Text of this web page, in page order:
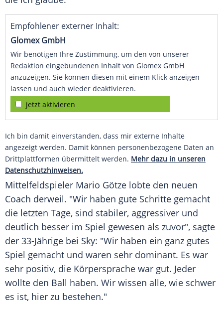
Empfohlener externer Inhalt:
Glomex GmbH
Wir benötigen Ihre Zustimmung, um den von unserer
Redaktion eingebundenen Inhalt von Glomex GmbH
anzuzeigen. Sie können diesen mit einem Klick anzeigen
lassen und auch wieder deaktivieren.
jetzt aktivieren
Ich bin damit einverstanden, dass mir externe Inhalte
angezeigt werden. Damit können personenbezogene Daten an
Drittplattformen übermittelt werden. Mehr dazu in unseren
Datenschutzhinweisen.
Mittelfeldspieler Mario Götze lobte den neuen
Coach derweil. "Wir haben gute Schritte gemacht
die letzten Tage, sind stabiler, aggressiver und
deutlich besser im Spiel gewesen als zuvor", sagte
der 33-Jährige bei Sky: "Wir haben ein ganz gutes
Spiel gemacht und waren sehr dominant. Es war
sehr positiv, die Körpersprache war gut. Jeder
wollte den Ball haben. Wir wissen alle, wie schwer
es ist, hier zu bestehen."